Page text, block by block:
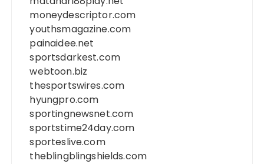
moneydescriptor.com
youthsmagazine.com
painaidee.net
sportsdarkest.com
webtoon.biz
thesportswires.com
hyungpro.com
sportingnewsnet.com
sportstime24day.com
sporteslive.com
theblingblingshields.com